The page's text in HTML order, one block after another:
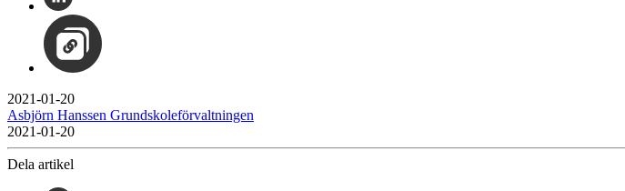
2021-01-20
Asbjörn Hanssen Grundskoleförvaltningen
2021-01-20
Dela artikel